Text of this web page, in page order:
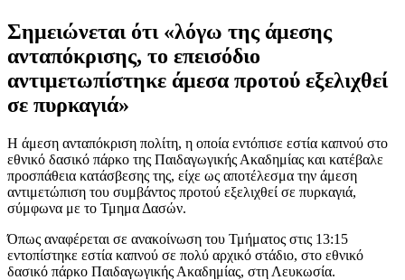
Σημειώνεται ότι «λόγω της άμεσης
ανταπόκρισης, το επεισόδιο
αντιμετωπίστηκε άμεσα προτού εξελιχθεί
σε πυρκαγιά»
Η άμεση ανταπόκριση πολίτη, η οποία εντόπισε εστία καπνού στο
εθνικό δασικό πάρκο της Παιδαγωγικής Ακαδημίας και κατέβαλε
προσπάθεια κατάσβεσης της, είχε ως αποτέλεσμα την άμεση
αντιμετώπιση του συμβάντος προτού εξελιχθεί σε πυρκαγιά,
σύμφωνα με το Τμημα Δασών.
Όπως αναφέρεται σε ανακοίνωση του Τμήματος στις 13:15
εντοπίστηκε εστία καπνού σε πολύ αρχικό στάδιο, στο εθνικό
δασικό πάρκο Παιδαγωγικής Ακαδημίας, στη Λευκωσία.